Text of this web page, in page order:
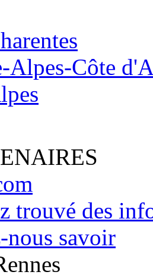
Alpes-Côte
trouvé des
nous savoir